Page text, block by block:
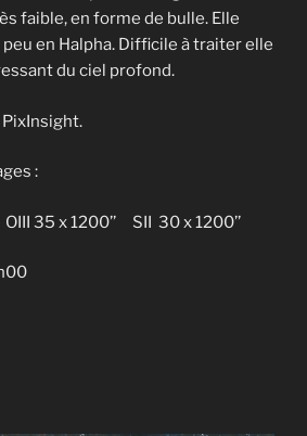
faible, en forme de bulle. Elle
en Halpha. Difficile à traiter elle
du ciel profond.
:
35 x 1200’’ SII 30 x 1200’’